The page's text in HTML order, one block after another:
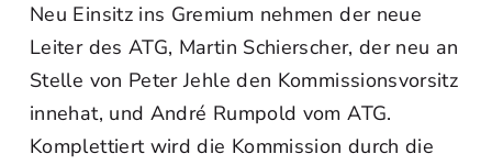
Neu Einsitz ins Gremium nehmen der neue
Leiter des ATG, Martin Schierscher, der neu an
Stelle von Peter Jehle den Kommissionsvorsitz
innehat, und André Rumpold vom ATG.
Komplettiert wird die Kommission durch die